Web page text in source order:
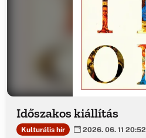
Időszakos kiállítás
Kulturális hír 2026. 06. 11 20:52